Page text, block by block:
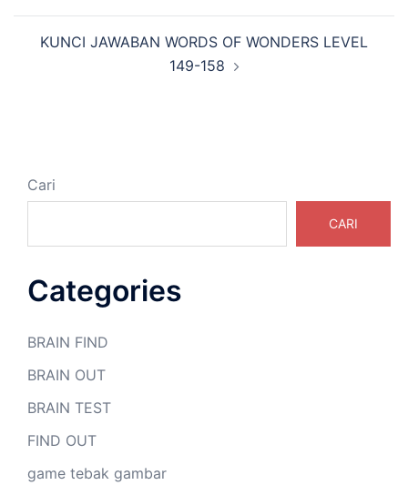
KUNCI JAWABAN WORDS OF WONDERS LEVEL
149-158
Cari
CARI
Categories
BRAIN FIND
BRAIN OUT
BRAIN TEST
FIND OUT
game tebak gambar